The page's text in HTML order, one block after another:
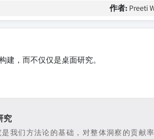
作者: Preeti
，而不仅仅是桌面研究。
究
是我们方法论的基础，对整体洞察的贡献